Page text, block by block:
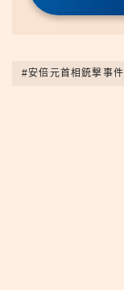
#安倍元首相銃撃事件